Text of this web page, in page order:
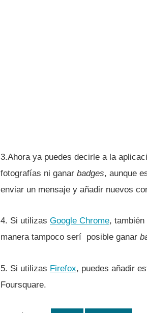
3.Ahora ya puedes decirle a la
fotografí­as ni ganar badges, aunque
enviar un mensaje y añadir nuevos
4. Si utilizas Google Chrome,
manera tampoco serí posible ganar
5. Si utilizas Firefox, puedes añadir
Foursquare.